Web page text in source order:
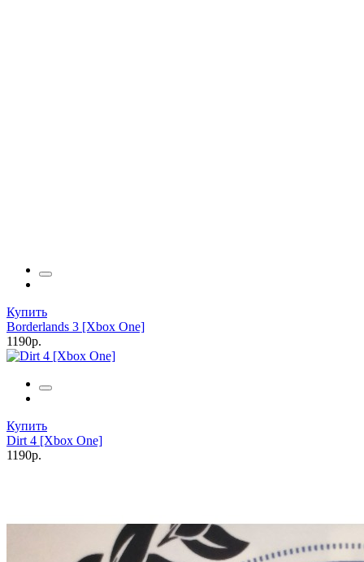
Купить
Borderlands 3 [Xbox One]
1190р.
Купить
Dirt 4 [Xbox One]
1190р.